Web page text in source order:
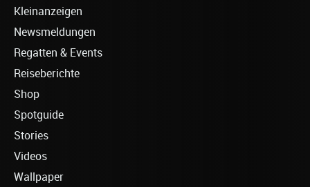
Kleinanzeigen
Newsmeldungen
Regatten & Events
Reiseberichte
Shop
Spotguide
Stories
Videos
Wallpaper